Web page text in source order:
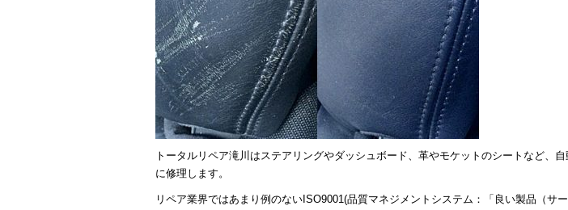
トータルリペア滝川はステアリングやダッシュボード、革やモケットのシートなど、
に修理します。
リペア業界ではあまり例のないISO9001(品質マネジメントシステム：「良い製品（サ